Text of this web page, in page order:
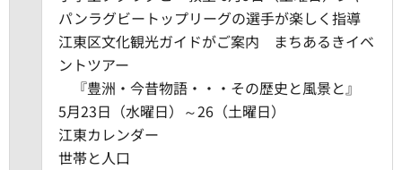
パンラグビートップリーグの選手が楽しく指導
江東区文化観光ガイドがご案内 まちあるきイベ
ントツアー
『豊洲・今昔物語・・・その歴史と風景と』
5月23日（水曜日）～26（土曜日）
江東カレンダー
世帯と人口